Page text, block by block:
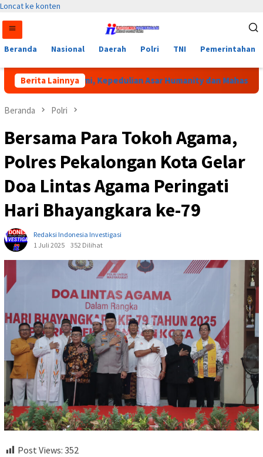
Loncat ke konten
Beranda Nasional Daerah Polri TNI Pemerintahan
Berita Lainnya
Salami, Kepedulian Asar Humanity dan Mahasiswa
Beranda Polri
Bersama Para Tokoh Agama,
Polres Pekalongan Kota Gelar
Doa Lintas Agama Peringati
Hari Bhayangkara ke-79
Redaksi Indonesia Investigasi
1 Juli 2025
352 Dilihat
Post Views: 352